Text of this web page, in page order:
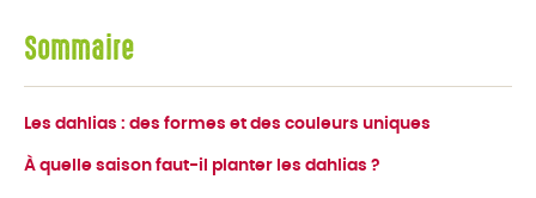
Sommaire
Les dahlias : des formes et des couleurs uniques
À quelle saison faut-il planter les dahlias ?